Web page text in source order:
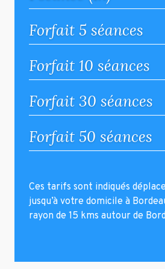
Forfait 5 séances
Forfait 10 séances
Forfait 30 séances
Forfait 50 séances
Ces tarifs sont indiqués
jusqu’à votre domicile à
rayon de 15 kms autour de